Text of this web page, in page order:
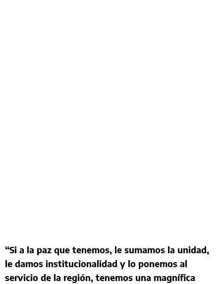
“Si a la paz que tenemos, le sumamos la unidad,
le damos institucionalidad y lo ponemos al
servicio de la región, tenemos una magnífica